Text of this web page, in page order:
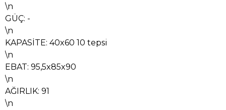
\n
GÜÇ: -
\n
KAPASİTE: 40x60 10 tepsi
\n
EBAT: 95,5x85x90
\n
AĞIRLIK: 91
\n